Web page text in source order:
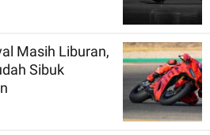
Masih Liburan,
Sibuk